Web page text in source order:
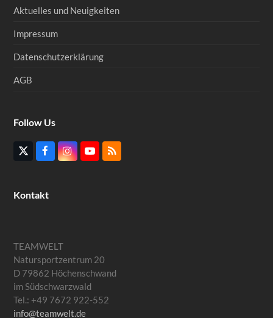
Aktuelles und Neuigkeiten
Impressum
Datenschutzerklärung
AGB
Follow Us
TwitterFacebookInstagram
YouTube
RSS
Kontakt
TEAMWELT
Natursportzentrum 20
D 79862 Höchenschwand
im Südschwarzwald
Tel.: +49 7672 922-552
info@teamwelt.de